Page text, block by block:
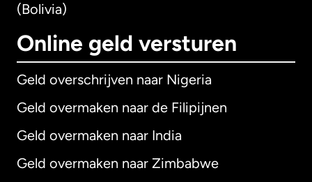
(Bolivia)
Online geld versturen
Geld overschrijven naar Nigeria
Geld overmaken naar de Filipijnen
Geld overmaken naar India
Geld overmaken naar Zimbabwe